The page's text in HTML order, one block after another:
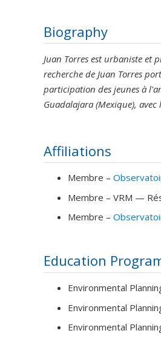
Biography
Juan Torres est urbaniste et
recherche de Juan Torres
participation des jeunes à
Guadalajara (Mexique),
Affiliations
Membre –
Membre – VRM —
Membre –
Education
Environmental
Environmental
Environmental